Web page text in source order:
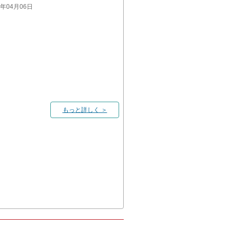
04月06日
もっと詳しく ＞